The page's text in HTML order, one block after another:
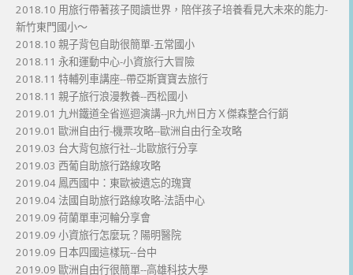
2018.10 用旅行帶著孩子閱讀世界，陪伴孩子培養看見大未來的能力-
新竹東門國小～
2018.10 親子背包自助很簡單-五常國小
2018.11 永和運動中心-小資旅行大冒險
2018.11 特輔列車講座--帶亞斯寶寶去旅行
2018.11 親子旅行浪漫教養--西松國小
2019.01 九州鐵道全省巡迴演講--JR九州日方Ｘ傑森整合行銷
2019.01 歐洲自由行-機票攻略--歐洲自由行全攻略
2019.03 台大背包旅行社--北歐旅行分享
2019.03 西葡自助旅行路線攻略
2019.04 鳳西國中：東歐被遺忘的瑰寶
2019.04 法國自助旅行路線攻略-法語中心
2019.09 荷蘭單車河輪分享會
2019.09 小資旅行怎麼玩？陽明醫院
2019.09 日本四國這樣玩--台中
2019.09 歐洲自由行很簡單--高雄科技大學